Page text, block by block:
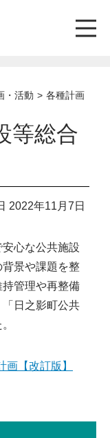
・活動 各種計画
等総合
2022年11月7日
心な公共施設
景や課題を整
管理や再整備
日之影町公共
画【改訂版】